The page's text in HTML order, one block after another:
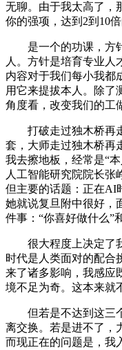
无聊。由于我太高了，
你的强项，达到2到10倍
是一个的功课，方
人。方针是培育专业人
内容对于我们每小我都
用它来提拔本人。除了
角度看，改变我们的工
打破走过独木桥再走
套，大师走过独木桥再
我去擦地板，经常是“
人工智能研究院院长张
但主要的话题：正在AI
她就说复旦附中很好，
件事：“你喜好做什么”
很大程度上决定了我
时代是人类面对的配合
来了诸多影响，我感应
境不足为奇。这本来就
但若是不达到这三个
离交换。若是进不了，
而现正在的问题是，我